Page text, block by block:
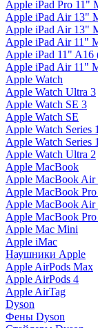
Apple iPad Pro 11"
Apple iPad Air 13"
Apple iPad Air 13"
Apple iPad Air 11"
Apple iPad 11" A16
Apple iPad Air 11"
Apple Watch
Apple Watch Ultra 3
Apple Watch SE 3
Apple Watch SE
Apple Watch Series
Apple Watch Series
Apple Watch Ultra 2
Apple MacBook
Apple MacBook Air
Apple MacBook
Apple MacBook Air
Apple MacBook
Apple Mac Mini
Apple iMac
Наушники Apple
Apple AirPods Max
Apple AirPods 4
Apple AirTag
Dyson
Фены Dyson